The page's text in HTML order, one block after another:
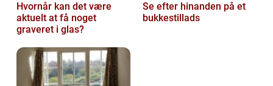
Hvornår kan det være
aktuelt at få noget
graveret i glas?
Se efter hinanden på et
bukkestillads